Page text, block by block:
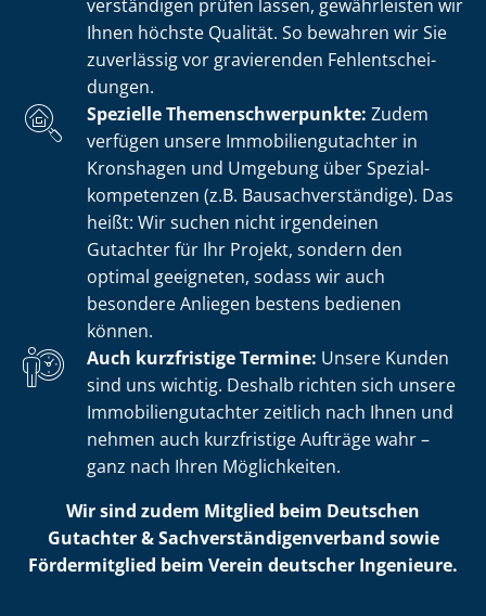
ver­stän­di­gen prüfen lassen, gewährleisten wir
Ihnen höchste Qualität. So bewahren wir Sie
zuverlässig vor gravierenden Fehl­ent­schei­
dun­gen.
Spezielle The­men­schwer­punk­te: Zudem
verfügen unsere Im­mo­bi­li­en­gut­ach­ter in
Kronshagen und Umgebung über Spe­zi­al­
kom­pe­ten­zen (z.B. Bau­sach­ver­stän­di­ge). Das
heißt: Wir suchen nicht irgendeinen
Gutachter für Ihr Projekt, sondern den
optimal geeigneten, sodass wir auch
besondere Anliegen bestens bedienen
können.
Auch kurzfristige Termine: Unsere Kunden
sind uns wichtig. Deshalb richten sich unsere
Im­mo­bi­li­en­gut­ach­ter zeitlich nach Ihnen und
nehmen auch kurzfristige Aufträge wahr –
ganz nach Ihren Möglichkeiten.
Wir sind zudem Mitglied beim Deutschen
Gutachter & Sach­ver­stän­di­gen­ver­band sowie
Fördermitglied beim Verein deutscher Ingenieure.